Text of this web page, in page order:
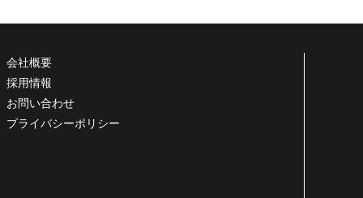
会社概要
採用情報
お問い合わせ
プライバシーポリシー